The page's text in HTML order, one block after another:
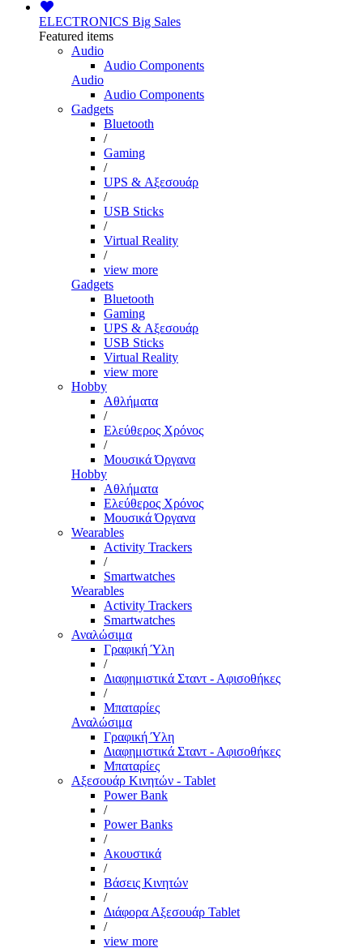
ELECTRONICS Big Sales
Featured items
Audio
Audio Components
Audio
Audio Components
Gadgets
Bluetooth
/
Gaming
/
UPS & Αξεσουάρ
/
USB Sticks
/
Virtual Reality
/
view more
Gadgets
Bluetooth
Gaming
UPS & Αξεσουάρ
USB Sticks
Virtual Reality
view more
Hobby
Αθλήματα
/
Ελεύθερος Χρόνος
/
Μουσικά Όργανα
Hobby
Αθλήματα
Ελεύθερος Χρόνος
Μουσικά Όργανα
Wearables
Activity Trackers
/
Smartwatches
Wearables
Activity Trackers
Smartwatches
Αναλώσιμα
Γραφική Ύλη
/
Διαφημιστικά Σταντ - Αφισοθήκες
/
Μπαταρίες
Αναλώσιμα
Γραφική Ύλη
Διαφημιστικά Σταντ - Αφισοθήκες
Μπαταρίες
Αξεσουάρ Κινητών - Tablet
Power Bank
/
Power Banks
/
Ακουστικά
/
Βάσεις Κινητών
/
Διάφορα Αξεσουάρ Tablet
/
view more